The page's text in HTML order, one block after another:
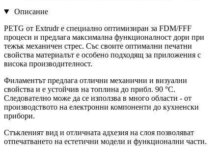
Описание
PETG от Extrudr е специално оптимизиран за FDM/FFF
процеси и предлага максимална функционалност дори при
тежък механичен стрес. Със своите оптимални печатни
свойства материалът е особено подходящ за приложения с
висока производителност.
Филаментът предлага отлични механични и визуални
свойства и е устойчив на топлина до прибл. 90 °C.
Следователно може да се използва в много области - от
производството на електронни компоненти до кухненски
прибори.
Стъкленият вид и отличната адхезия на слоя позволяват
отпечатването на естетични модели и функционални части.